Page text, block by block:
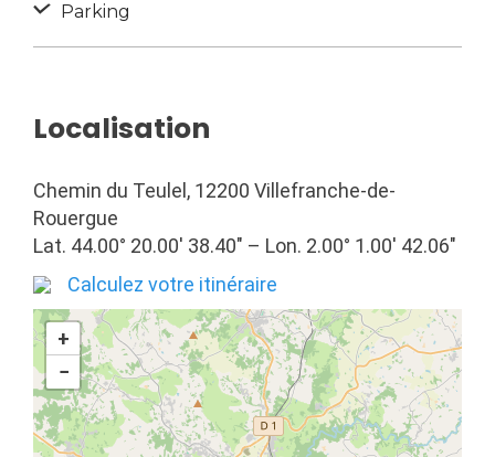
Parking
Localisation
Chemin du Teulel, 12200 Villefranche-de-
Rouergue
Lat. 44.00° 20.00′ 38.40″ – Lon. 2.00° 1.00′ 42.06″
Calculez votre itinéraire
+
−